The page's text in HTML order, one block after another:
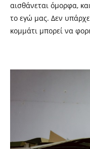
αισθάνεται όμορφα,
το εγώ μας. Δεν
κομμάτι μπορεί να